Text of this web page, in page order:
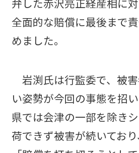
全面的な賠償に最後まで
めました。
岩渕氏は行監委で、被
い姿勢が今回の事態を招
県では会津の一部を除き
荷できず被害が続いてお